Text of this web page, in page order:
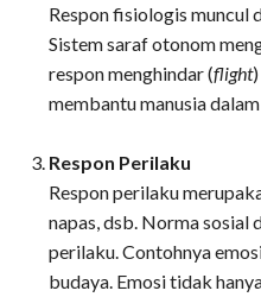
Respon fisiologis muncul
Sistem saraf otonom
respon menghindar (flight
membantu manusia
Respon Perilaku
Respon perilaku
napas, dsb. Norma sosial
perilaku. Contohnya
budaya. Emosi tidak